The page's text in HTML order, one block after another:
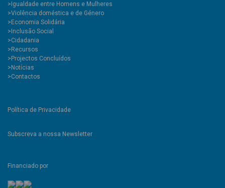
>Igualdade entre Homens e Mulheres
>Violência doméstica e de Género
>Economia Solidária
>Inclusão Social
>Cidadania
>Recursos
>Projectos Concluídos
>Notícias
>Contactos
Política de Privacidade
Subscreva a nossa Newsletter
Financiado por